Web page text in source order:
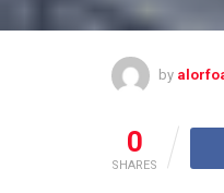
by
0
SHARES